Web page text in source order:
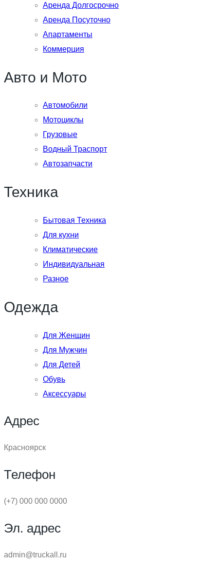
Аренда Долгосрочно
Аренда Посуточно
Апартаменты
Коммерция
Авто и Мото
Автомобили
Мотоциклы
Грузовые
Водный Траспорт
Автозапчасти
Техника
Бытовая Техника
Для кухни
Климатические
Индивидуальная
Разное
Одежда
Для Женщин
Для Мужчин
Для Детей
Обувь
Аксессуары
Адрес
Красноярск
Телефон
(+7) 000 000 0000
Эл. адрес
admin@truckall.ru